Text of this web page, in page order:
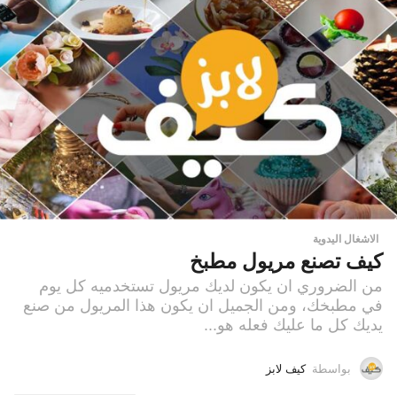
الاشغال اليدوية
كيف تصنع مريول مطبخ
من الضروري ان يكون لديك مريول تستخدميه كل يوم
في مطبخك، ومن الجميل ان يكون هذا المريول من صنع
يديك كل ما عليك فعله هو...
بواسطة كيف لابز